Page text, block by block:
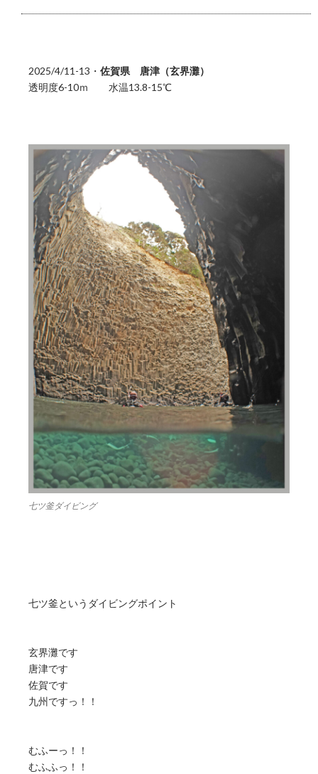
2025/4/11-13・ 佐賀県 唐津（玄界灘）
透明度6-10ｍ 水温13.8-15℃
七ツ釜ダイビング
七ツ釜というダイビングポイント
玄界灘です
唐津です
佐賀です
九州ですっ！！
むふーっ！！
むふふっ！！